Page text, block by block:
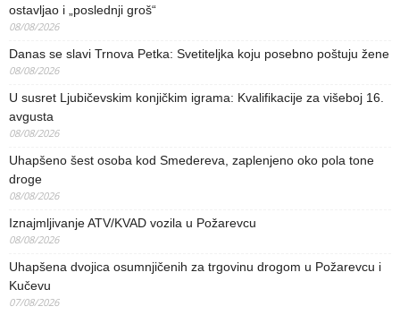
ostavljao i „poslednji groš“
08/08/2026
Danas se slavi Trnova Petka: Svetiteljka koju posebno poštuju žene
08/08/2026
U susret Ljubičevskim konjičkim igrama: Kvalifikacije za višeboj 16.
avgusta
08/08/2026
Uhapšeno šest osoba kod Smedereva, zaplenjeno oko pola tone
droge
08/08/2026
Iznajmljivanje ATV/KVAD vozila u Požarevcu
08/08/2026
Uhapšena dvojica osumnjičenih za trgovinu drogom u Požarevcu i
Kučevu
07/08/2026